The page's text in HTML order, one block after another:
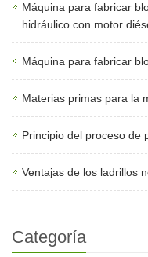
Máquina para fabricar
hidráulico con motor
Máquina para fabricar
Materias primas para la
Principio del proceso de
Ventajas de los ladrillos
Categoría